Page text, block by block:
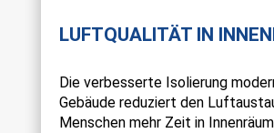
LUFTQUALITÄT IN
Die verbesserte Isolierung
Gebäude reduziert den
Menschen mehr Zeit in